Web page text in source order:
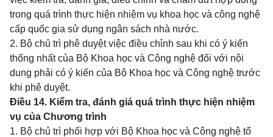
trong quá trình thực hiện nhiệm vụ khoa học và công nghệ
cấp quốc gia sử dụng ngân sách nhà nước.
2. Bộ chủ trì phê duyệt việc điều chỉnh sau khi có ý kiến
thống nhất của Bộ Khoa học và Công nghệ đối với nội
dung phải có ý kiến của Bộ Khoa học và Công nghệ trước
khi phê duyệt.
Điều 14. Kiểm tra, đánh giá quá trình thực hiện nhiệm
vụ của Chương trình
1. Bộ chủ trì phối hợp với Bộ Khoa học và Công nghệ tổ